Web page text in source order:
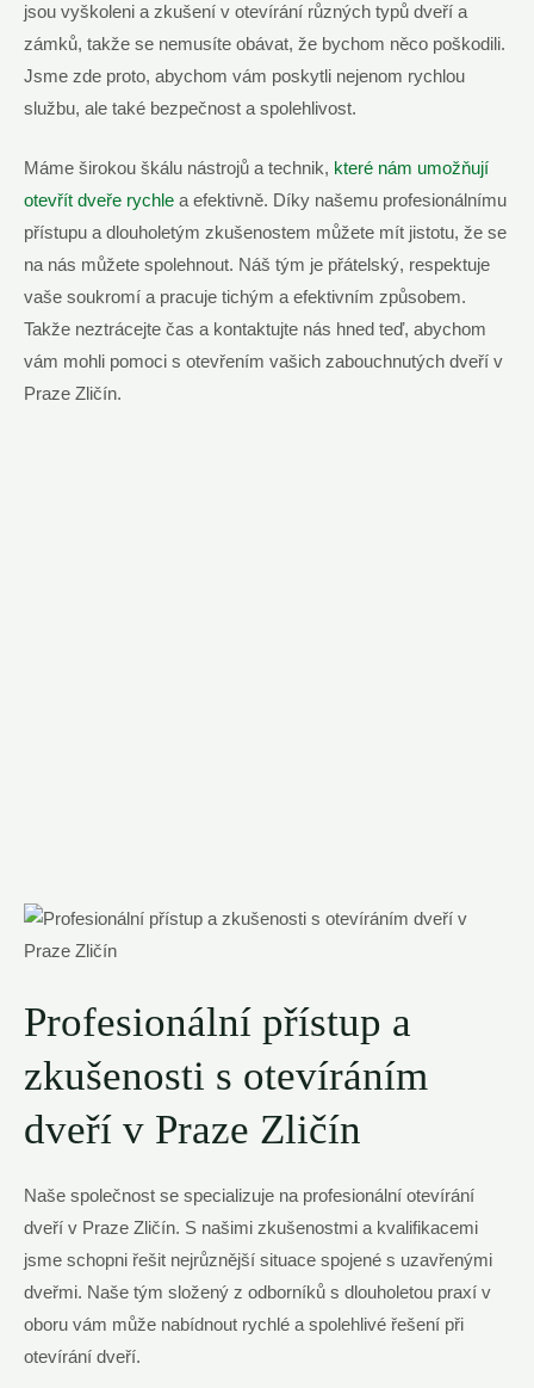
jsou vyškoleni a zkušení v otevírání různých typů dveří a
zámků, takže se nemusíte obávat, že bychom něco poškodili.
Jsme zde proto, abychom vám poskytli nejenom rychlou
službu, ale také bezpečnost a spolehlivost.
Máme širokou škálu nástrojů a technik, které nám umožňují
otevřít dveře rychle a efektivně. Díky našemu profesionálnímu
přístupu a dlouholetým zkušenostem můžete mít jistotu, že se
na nás můžete spolehnout. Náš tým je přátelský, respektuje
vaše soukromí a pracuje tichým a efektivním způsobem.
Takže neztrácejte čas a kontaktujte nás hned teď, abychom
vám mohli pomoci s otevřením vašich zabouchnutých dveří v
Praze Zličín.
Profesionální přístup a
zkušenosti s otevíráním
dveří v Praze Zličín
Naše společnost se specializuje na profesionální otevírání
dveří v Praze Zličín. S našimi zkušenostmi a kvalifikacemi
jsme schopni řešit nejrůznější situace spojené s uzavřenými
dveřmi. Naše tým složený z odborníků s dlouholetou praxí v
oboru vám může nabídnout rychlé a spolehlivé řešení při
otevírání dveří.